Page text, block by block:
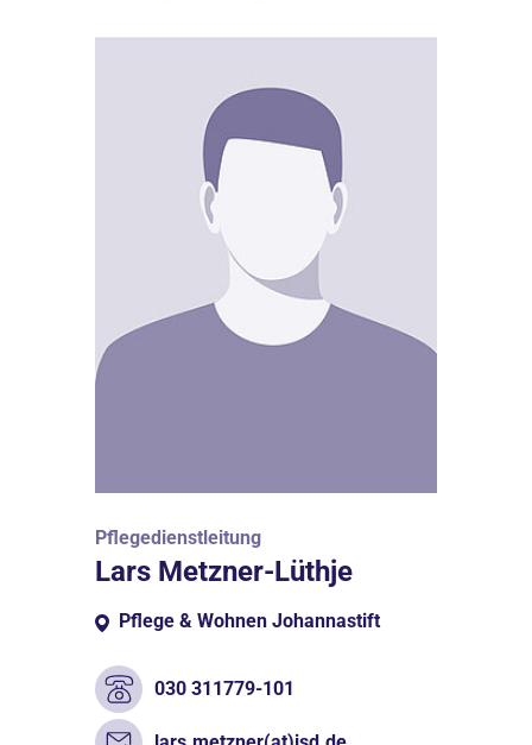
Pflegedienstleitung
Lars Metzner-Lüthje
Pflege & Wohnen Johannastift
030 311779-101